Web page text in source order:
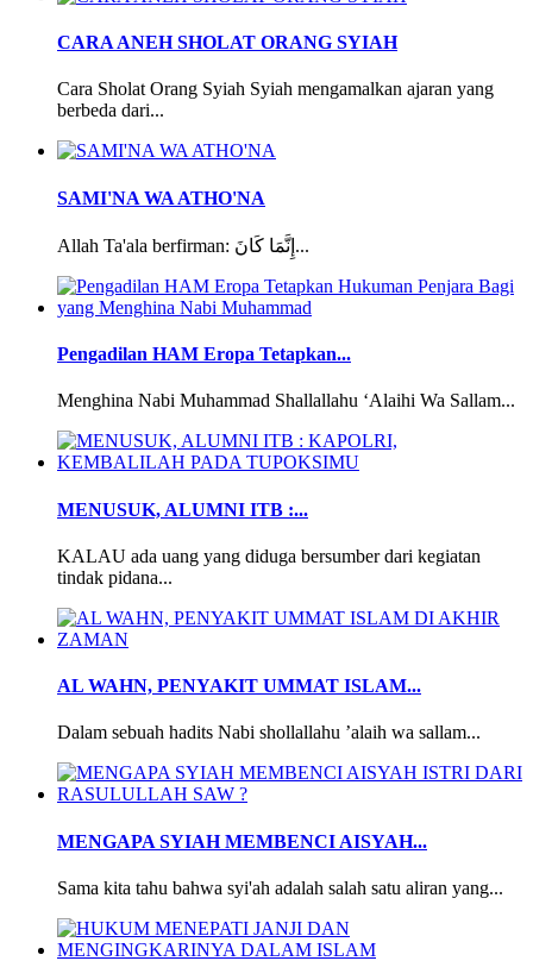
CARA ANEH SHOLAT ORANG SYIAH
Cara Sholat Orang Syiah Syiah mengamalkan ajaran yang
berbeda dari...
SAMI'NA WA ATHO'NA
Allah Ta'ala berfirman: إِنَّمَا كَانَ...
Pengadilan HAM Eropa Tetapkan...
Menghina Nabi Muhammad Shallallahu ‘Alaihi Wa Sallam...
MENUSUK, ALUMNI ITB :...
KALAU ada uang yang diduga bersumber dari kegiatan
tindak pidana...
AL WAHN, PENYAKIT UMMAT ISLAM...
Dalam sebuah hadits Nabi shollallahu ’alaih wa sallam...
MENGAPA SYIAH MEMBENCI AISYAH...
Sama kita tahu bahwa syi'ah adalah salah satu aliran yang...